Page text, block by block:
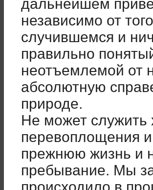
дальнейшем
независимо от
случившемся и
правильно
неотъемлемой от
абсолютную
природе.
Не может служить
перевоплощения
прежнюю жизнь и
пребывание. Мы